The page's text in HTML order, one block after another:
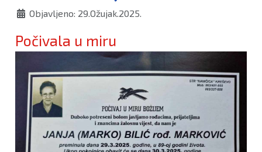
Objavljeno: 29.Ožujak.2025.
Počivala u miru